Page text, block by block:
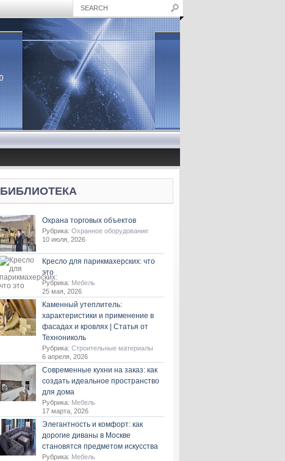
БИБЛИОТЕКА
Охрана торговых объектов
Рубрика: Охранное оборудование
10 июля, 2026
Кресло для парикмахерских: что
это
Рубрика: Мебель
25 мая, 2026
Каменный утеплитель:
характеристики и применение в
фасадах и кровлях | Статья от
Технониколь
Рубрика: Строительные материалы
6 апреля, 2026
Современные кухни на заказ: как
создать идеальное пространство
для дома
Рубрика: Мебель
17 марта, 2026
Элегантность и комфорт: как
дорогие диваны в Москве
становятся предметом искусства
Рубрика: Мебель